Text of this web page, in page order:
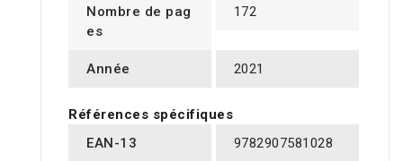
Nombre de pag
es
172
Année 2021
Références spécifiques
EAN-13
9782907581028